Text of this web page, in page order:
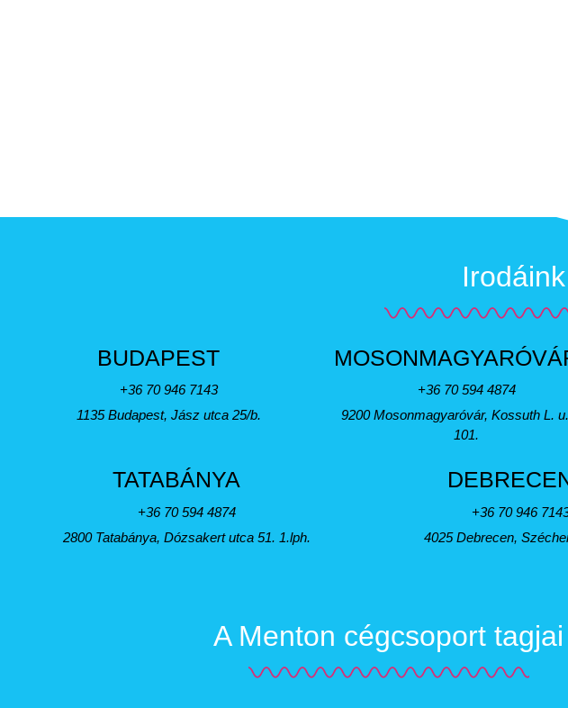
BUDAPEST
+36 70 946 7143
1135 Budapest, Jász utca 25/b.
+36 70 594 4874
9200 Mosonmagyaróvár, Kossuth L.
101.
TATABÁNYA
+36 70 594 4874
2800 Tatabánya, Dózsakert utca 51. 1.lph.
+36 70 946
4025 Debrecen,
A Menton cégcsoport tagjai